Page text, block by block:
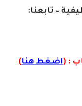
– تابعنا:
: (اضغط هنا)